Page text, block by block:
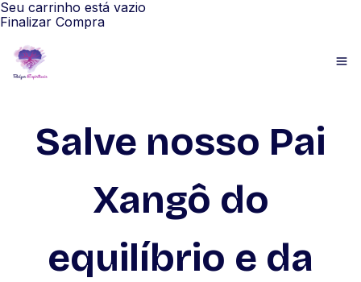
Seu carrinho está vazio
Finalizar Compra
Salve nosso Pai
Xangô do
equilíbrio e da